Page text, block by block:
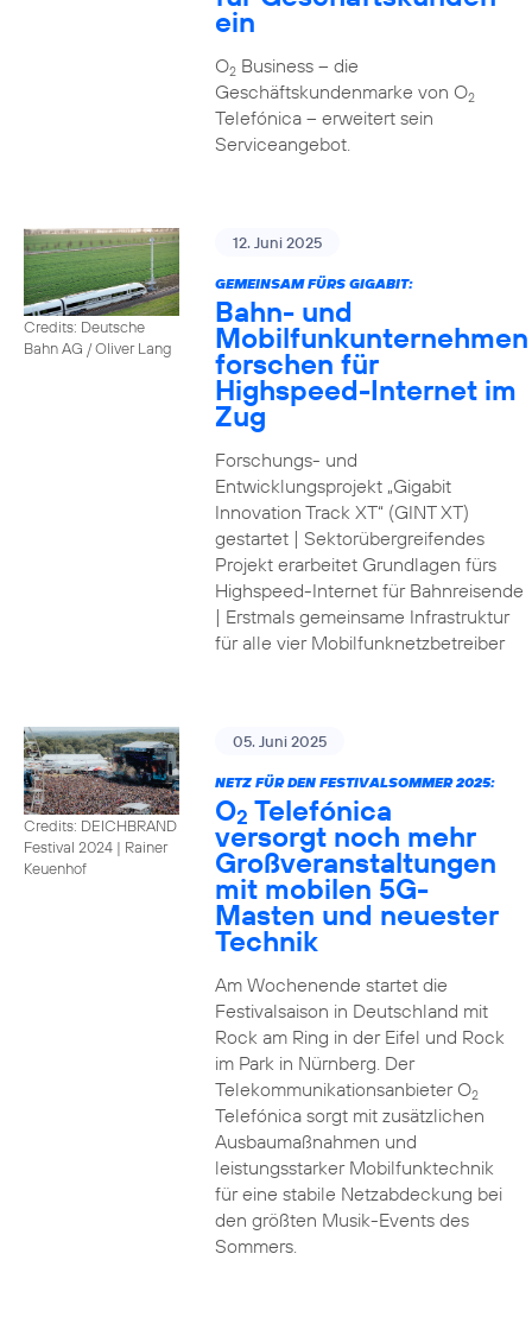
ein
O2Business – die
Geschäftskundenmarke von O2
Telefónica – erweitert sein
Serviceangebot.
Credits: Deutsche
Bahn AG / Oliver Lang
12. Juni 2025
GEMEINSAM FÜRS GIGABIT:
Bahn- und
Mobilfunkunternehmen
forschen für
Highspeed-Internet im
Zug
Forschungs- und
Entwicklungsprojekt „Gigabit
Innovation Track XT“ (GINT XT)
gestartet | Sektorübergreifendes
Projekt erarbeitet Grundlagen fürs
Highspeed-Internet für Bahnreisende
| Erstmals gemeinsame Infrastruktur
für alle vier Mobilfunknetzbetreiber
Credits: DEICHBRAND
Festival 2024 | Rainer
Keuenhof
05. Juni 2025
NETZ FÜR DEN FESTIVALSOMMER 2025:
O2 Telefónica
versorgt noch mehr
Großveranstaltungen
mit mobilen 5G-
Masten und neuester
Technik
Am Wochenende startet die
Festivalsaison in Deutschland mit
Rock am Ring in der Eifel und Rock
im Park in Nürnberg. Der
Telekommunikationsanbieter O2
Telefónica sorgt mit zusätzlichen
Ausbaumaßnahmen und
leistungsstarker Mobilfunktechnik
für eine stabile Netzabdeckung bei
den größten Musik-Events des
Sommers.